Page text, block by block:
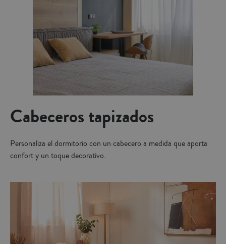
Cabeceros tapizados
Personaliza el dormitorio con un cabecero a medida que aporta
confort y un toque decorativo.